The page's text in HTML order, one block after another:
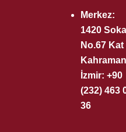
Merkez:
1420
No.67 Kat
İzmir: +90
(232) 463
36